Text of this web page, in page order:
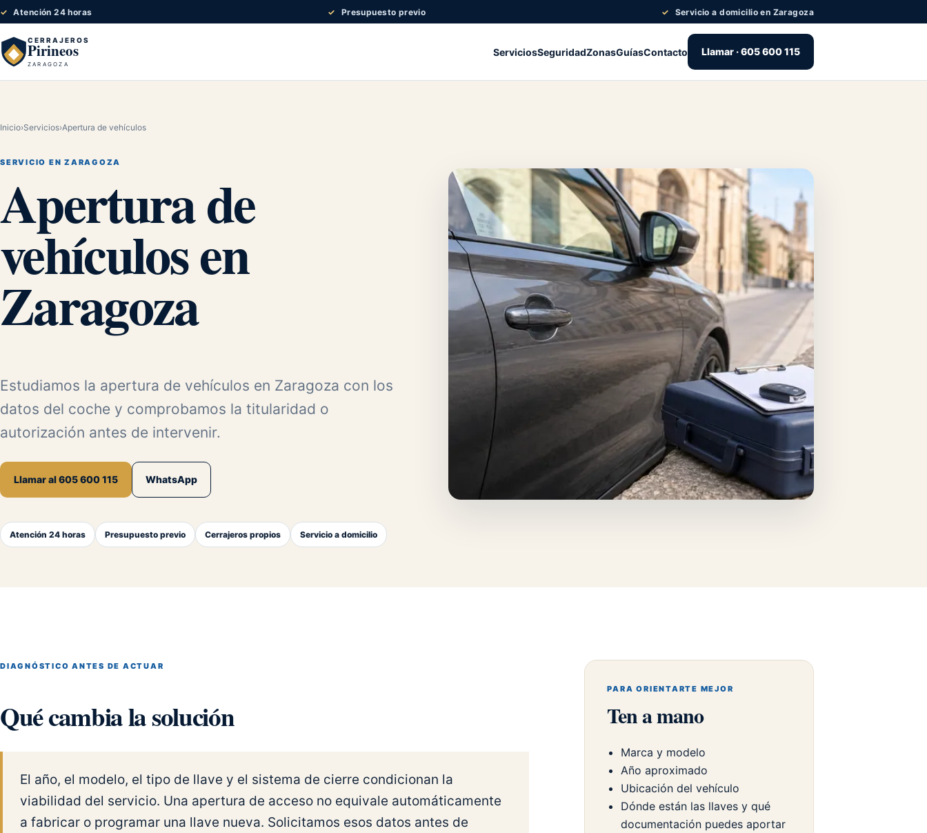
Atención 24 horas Presupuesto previo Servicio a domicilio en Zaragoza
CERRAJEROS
Pirineos
ZARAGOZA
ServiciosSeguridadZonasGuíasContacto Llamar · 605 600 115
Inicio›Servicios›Apertura de vehículos
SERVICIO EN ZARAGOZA
Apertura de
vehículos en
Zaragoza
Estudiamos la apertura de vehículos en Zaragoza con los
datos del coche y comprobamos la titularidad o
autorización antes de intervenir.
Llamar al 605 600 115 WhatsApp
Atención 24 horas Presupuesto previo Cerrajeros propios Servicio a domicilio
DIAGNÓSTICO ANTES DE ACTUAR
Qué cambia la solución
El año, el modelo, el tipo de llave y el sistema de cierre condicionan la
viabilidad del servicio. Una apertura de acceso no equivale automáticamente
a fabricar o programar una llave nueva. Solicitamos esos datos antes de
PARA ORIENTARTE MEJOR
Ten a mano
Marca y modelo
Año aproximado
Ubicación del vehículo
Dónde están las llaves y qué
documentación puedes aportar